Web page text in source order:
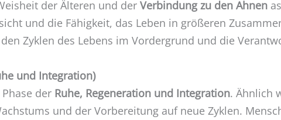
der Älteren und der Verbindung zu den Ahnen
und die Fähigkeit, das Leben in größeren
Zyklen des Lebens im Vordergrund und die
und Integration)
der Ruhe, Regeneration und Integration. Ähnlich
und der Vorbereitung auf neue Zyklen.